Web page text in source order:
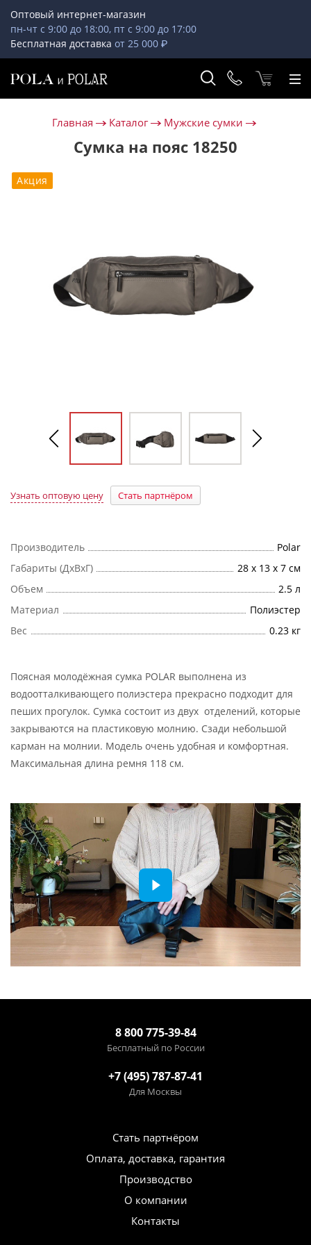
Оптовый интернет-магазин
пн-чт с 9:00 до 18:00, пт с 9:00 до 17:00
Бесплатная доставка от 25 000 ₽
Главная Каталог Мужские сумки
Сумка на пояс 18250
Акция
Узнать оптовую цену Стать партнёром
Производитель
Polar
Габариты (ДхВхГ)
28 x 13 x 7 см
Объем
2.5 л
Материал
Полиэстер
Вес
0.23 кг
Поясная молодёжная сумка POLAR выполнена из
водоотталкивающего полиэстера прекрасно подходит для
пеших прогулок. Сумка состоит из двух отделений, которые
закрываются на пластиковую молнию. Сзади небольшой
карман на молнии. Модель очень удобная и комфортная.
Максимальная длина ремня 118 см.
8 800 775-39-84
Бесплатный по России
+7 (495) 787-87-41
Для Москвы
Стать партнёром
Оплата, доставка, гарантия
Производство
О компании
Контакты